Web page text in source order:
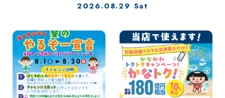
2026.08.29 Sat